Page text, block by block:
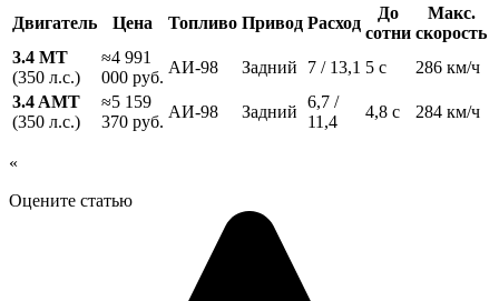
Двигатель Цена Топливо Привод Расход
До
сотни
Макс.
скорость
3.4 MT
(350 л.с.)
≈4 991
000 руб.
АИ-98 Задний 7 / 13,1 5 с
286 км/ч
3.4 AMT
(350 л.с.)
≈5 159
370 руб.
АИ-98 Задний
6,7 /
11,4
4,8 с 284 км/ч
«
Оцените статью